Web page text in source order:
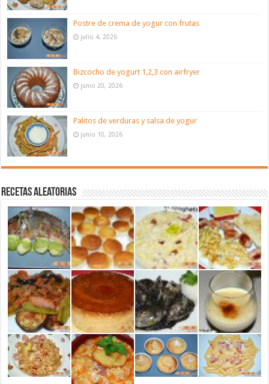
Postre de crema de yogur con frutas
julio 4, 2026
Bizcocho de yogurt 1,2,3 con airfryer
junio 20, 2026
Palitos de verduras y salsa de yogur
junio 10, 2026
Recetas aleatorias